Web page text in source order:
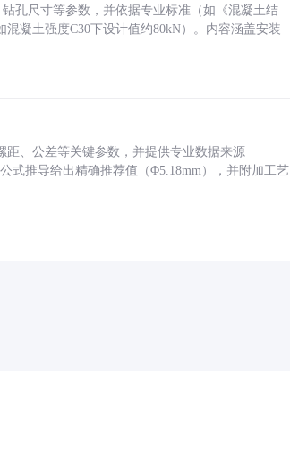
孔尺寸等参数，并依据专业标准（如《混凝土结
凝土强度C30下设计值约80kN）。内容涵盖安装
距、公差等关键参数，并提供专业数据来源
式推导给出精确推荐值（Φ5.18mm），并附加工艺